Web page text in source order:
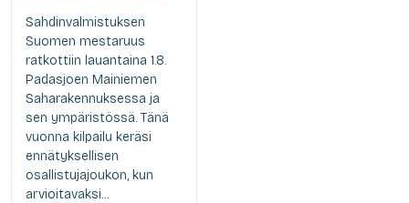
Sahdinvalmistuksen
Suomen mestaruus
ratkottiin lauantaina 1.8.
Padasjoen Mainiemen
Saharakennuksessa ja
sen ympäristössä. Tänä
vuonna kilpailu keräsi
ennätyksellisen
osallistujajoukon, kun
arvioitavaksi...